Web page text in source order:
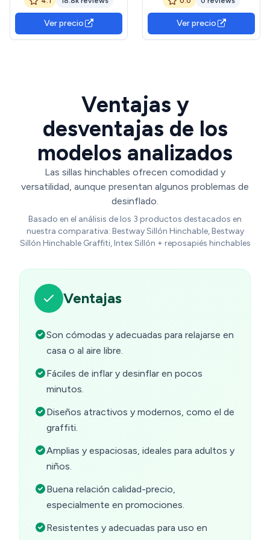
Ver precio
Muebles de Exterior,
Accesorios para Acampar,
sofá Plegable, Silla
Hinchable para Viaje a casa
Ver precio
Ventajas y
desventajas de los
modelos analizados
Las sillas hinchables ofrecen comodidad y
versatilidad, aunque presentan algunos problemas de
desinflado.
Basado en el análisis de los 3 productos destacados en
nuestra comparativa: Bestway Sillón Hinchable, Bestway
Sillón Hinchable Graffiti, Intex Sillón + reposapiés hinchables
Ventajas
Son cómodas y adecuadas para relajarse en
casa o al aire libre.
Fáciles de inflar y desinflar en pocos
minutos.
Diseños atractivos y modernos, como el de
graffiti.
Amplias y espaciosas, ideales para adultos y
niños.
Buena relación calidad-precio,
especialmente en promociones.
Resistentes y adecuadas para uso en